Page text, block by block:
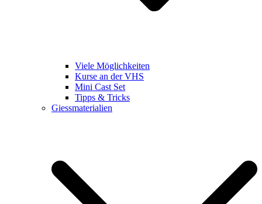
Viele Möglichkeiten
Kurse an der VHS
Mini Cast Set
Tipps & Tricks
Giessmaterialien